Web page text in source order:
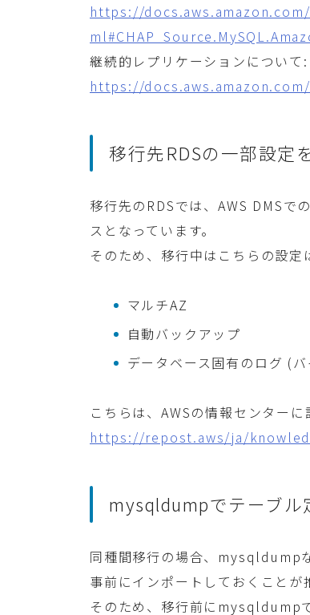
https://
継続的レプリケーションについて:
https://
移行先RDSの一部設定
移行先のRDSでは、AWS DMSで
スとなっています。
そのため、移行中はこちらの設定
マルチAZ
自動バックアップ
データベース固有のログ (
こちらは、AWSの情報センターに
https://repost.aws/ja/
mysqldumpでテーブル
同種間移行の場合、mysqldump
事前にインポートしておくことが
そのため、移行前にmysqldump